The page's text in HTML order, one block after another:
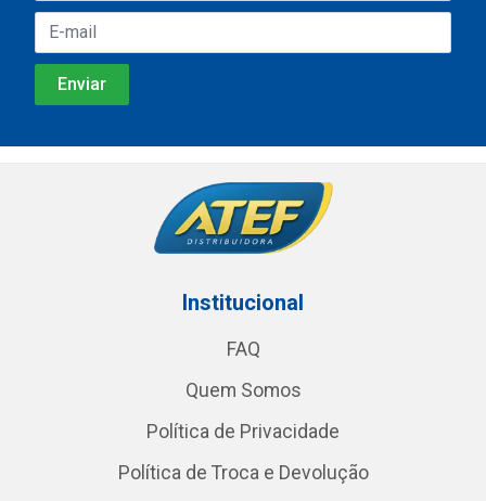
Institucional
FAQ
Quem Somos
Política de Privacidade
Política de Troca e Devolução